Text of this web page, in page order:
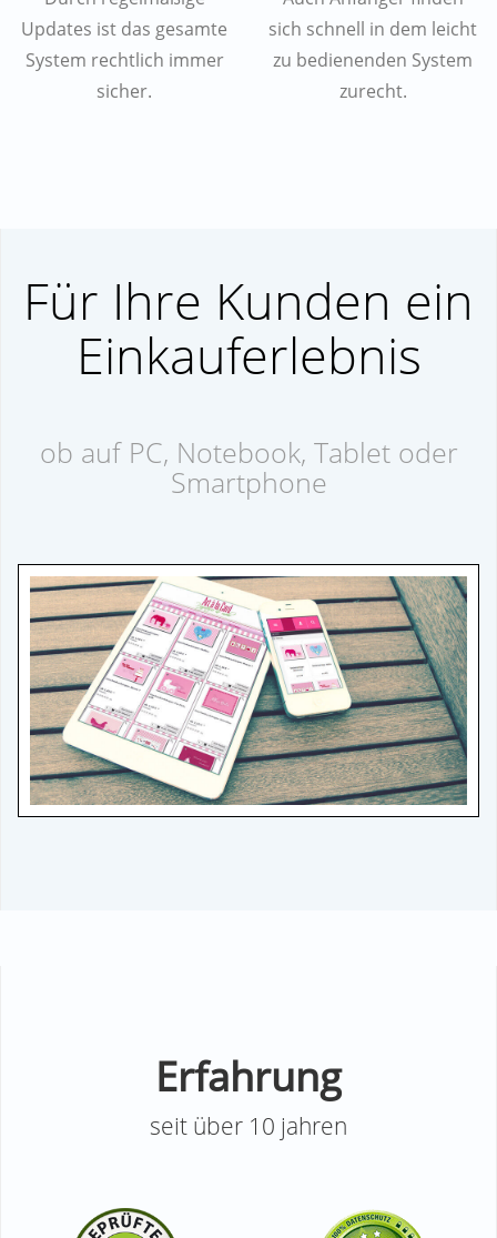
Updates ist das gesamte
System rechtlich immer
sicher.
sich schnell in dem leicht
zu bedienenden System
zurecht.
Für Ihre Kunden ein
Einkauferlebnis
ob auf PC, Notebook, Tablet oder
Smartphone
Erfahrung
seit über 10 jahren